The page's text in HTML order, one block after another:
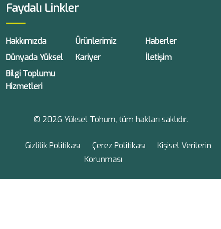
Faydalı Linkler
Hakkımızda Ürünlerimiz
Haberler
Dünyada Yüksel
Kariyer
İletişim
Bilgi Toplumu
Hizmetleri
© 2026 Yüksel Tohum, tüm hakları saklıdır.
Gizlilik Politikası Çerez Politikası
Kişisel Verilerin
Korunması